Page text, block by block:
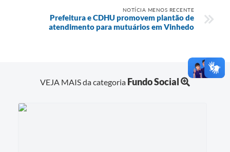
NOTÍCIA MENOS RECENTE
Prefeitura e CDHU promovem plantão de
atendimento para mutuários em Vinhedo
VEJA MAIS da categoria Fundo Social